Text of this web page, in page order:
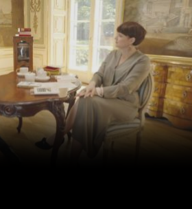
Do dzieła